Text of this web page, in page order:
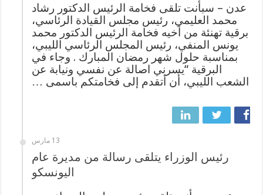
عدن – سبأنت تلقى فخامة الرئيس الدكتور رشاد
محمد العليمي، رئيس مجلس القيادة الرئاسي،
برقية تهنئة من أخيه فخامة الرئيس الدكتور محمد
يونس المنفي، رئيس المجلس الرئاسي الليبي،
بمناسبة حلول شهر رمضان المبارك . وجاء في
البرقية “يسرني اصالة عن نفسي ونيابة عن
الشعب الليبي، أن أتقدم إلى فخامتكم باسمى …
13 مارس
رئيس الوزراء يتلقى رسالة من مديرة عام
اليونسكو